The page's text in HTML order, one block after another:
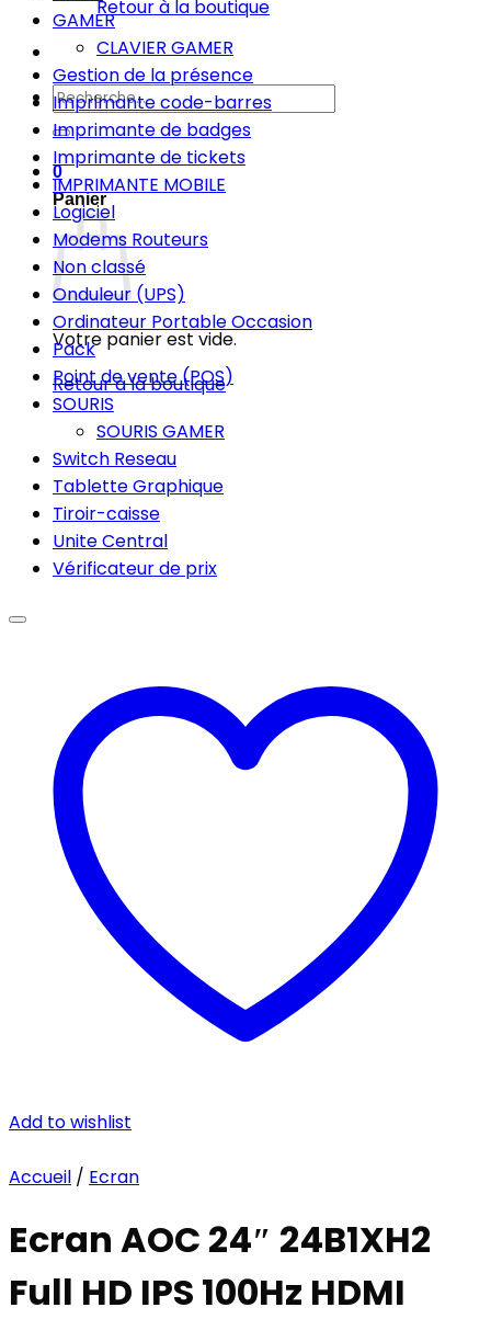
Retour à la boutique
Recherche
pour :
0
Panier
Votre panier est vide.
Retour à la boutique
GAMER
CLAVIER GAMER
Gestion de la présence
Imprimante code-barres
Imprimante de badges
Imprimante de tickets
IMPRIMANTE MOBILE
Logiciel
Modems Routeurs
Non classé
Onduleur (UPS)
Ordinateur Portable Occasion
Pack
Point de vente (POS)
SOURIS
SOURIS GAMER
Switch Reseau
Tablette Graphique
Tiroir-caisse
Unite Central
Vérificateur de prix
Add to wishlist
Accueil / Ecran
Ecran AOC 24″ 24B1XH2
Full HD IPS 100Hz HDMI